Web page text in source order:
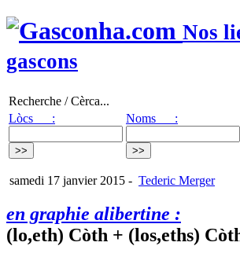
Nos
gascons
Recherche / Cèrca...
Lòcs :
Noms :
samedi 17 janvier 2015 - Tederic Merger
en graphie alibertine :
(lo,eth) Còth + (los,eths)